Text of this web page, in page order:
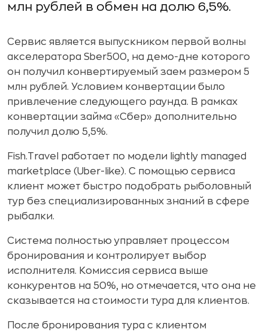
млн рублей в обмен на долю 6,5%.
Сервис является выпускником первой волны
акселератора Sber500, на демо-дне которого
он получил конвертируемый заем размером 5
млн рублей. Условием конвертации было
привлечение следующего раунда. В рамках
конвертации займа «Сбер» дополнительно
получил долю 5,5%.
Fish.Travel работает по модели lightly managed
marketplace (Uber-like). С помощью сервиса
клиент может быстро подобрать рыболовный
тур без специализированных знаний в сфере
рыбалки.
Система полностью управляет процессом
бронирования и контролирует выбор
исполнителя. Комиссия сервиса выше
конкурентов на 50%, но отмечается, что она не
сказывается на стоимости тура для клиентов.
После бронирования тура с клиентом